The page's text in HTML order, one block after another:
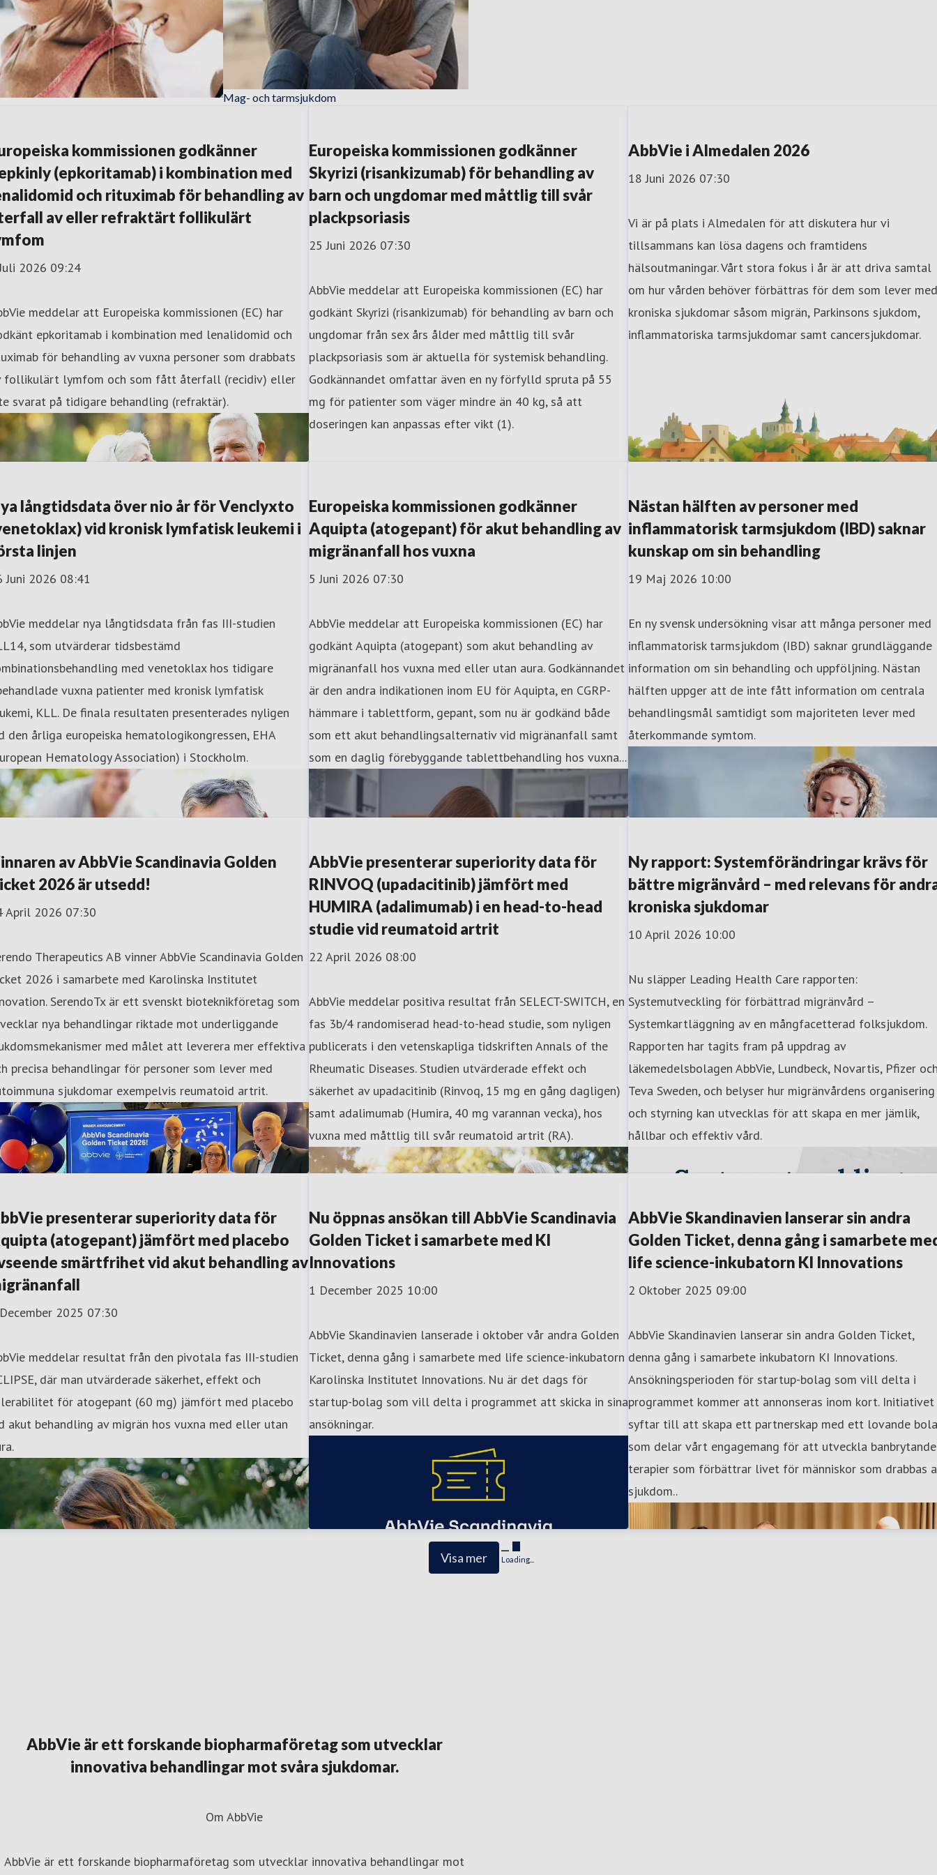
Mag- och tarmsjukdom
kommissionen godkänner
(epkoritamab) i kombination med
och rituximab för behandling av
av eller refraktärt follikulärt
2026 09:24
meddelar att Europeiska kommissionen (EC) har
epkoritamab i kombination med lenalidomid och
för behandling av vuxna personer som drabbats
follikulärt lymfom och som fått återfall (recidiv) eller
svarat på tidigare behandling (refraktär).
Europeiska kommissionen godkänner
Skyrizi (risankizumab) för behandling av
barn och ungdomar med måttlig till svår
plackpsoriasis
25 Juni 2026 07:30
AbbVie meddelar att Europeiska kommissionen (EC) har
godkänt Skyrizi (risankizumab) för behandling av barn och
ungdomar från sex års ålder med måttlig till svår
plackpsoriasis som är aktuella för systemisk behandling.
Godkännandet omfattar även en ny förfylld spruta på 55
mg för patienter som väger mindre än 40 kg, så att
doseringen kan anpassas efter vikt (1).
AbbVie i Almedalen 2026
18 Juni 2026 07:30
Vi är på plats i Almedalen för att diskutera hur vi
tillsammans kan lösa dagens och framtidens
hälsoutmaningar. Vårt stora fokus i år är att driva samtal
om hur vården behöver förbättras för dem som lever
kroniska sjukdomar såsom migrän, Parkinsons sjukdom,
inflammatoriska tarmsjukdomar samt cancersjukdomar.
långtidsdata över nio år för Venclyxto
vid kronisk lymfatisk leukemi i
linjen
Juni 2026 08:41
meddelar nya långtidsdata från fas III-studien
som utvärderar tidsbestämd
med venetoklax hos tidigare
vuxna patienter med kronisk lymfatisk
KLL. De finala resultaten presenterades nyligen
den årliga europeiska hematologikongressen, EHA
Hematology Association) i Stockholm.
Europeiska kommissionen godkänner
Aquipta (atogepant) för akut behandling av
migränanfall hos vuxna
5 Juni 2026 07:30
AbbVie meddelar att Europeiska kommissionen (EC) har
godkänt Aquipta (atogepant) som akut behandling av
migränanfall hos vuxna med eller utan aura. Godkännandet
är den andra indikationen inom EU för Aquipta, en CGRP-
hämmare i tablettform, gepant, som nu är godkänd både
som ett akut behandlingsalternativ vid migränanfall samt
som en daglig förebyggande tablettbehandling hos vuxna...
Nästan hälften av personer med
inflammatorisk tarmsjukdom (IBD) saknar
kunskap om sin behandling
19 Maj 2026 10:00
En ny svensk undersökning visar att många personer med
inflammatorisk tarmsjukdom (IBD) saknar grundläggande
information om sin behandling och uppföljning. Nästan
hälften uppger att de inte fått information om centrala
behandlingsmål samtidigt som majoriteten lever med
återkommande symtom.
av AbbVie Scandinavia Golden
2026 är utsedd!
April 2026 07:30
Therapeutics AB vinner AbbVie Scandinavia Golden
2026 i samarbete med Karolinska Institutet
SerendoTx är ett svenskt bioteknikföretag som
nya behandlingar riktade mot underliggande
med målet att leverera mer effektiva
precisa behandlingar för personer som lever med
sjukdomar exempelvis reumatoid artrit.
AbbVie presenterar superiority data för
RINVOQ (upadacitinib) jämfört med
HUMIRA (adalimumab) i en head-to-head
studie vid reumatoid artrit
22 April 2026 08:00
AbbVie meddelar positiva resultat från SELECT-SWITCH, en
fas 3b/4 randomiserad head-to-head studie, som nyligen
publicerats i den vetenskapliga tidskriften Annals of the
Rheumatic Diseases. Studien utvärderade effekt och
säkerhet av upadacitinib (Rinvoq, 15 mg en gång dagligen)
samt adalimumab (Humira, 40 mg varannan vecka), hos
vuxna med måttlig till svår reumatoid artrit (RA).
Ny rapport: Systemförändringar krävs för
bättre migränvård – med relevans för
kroniska sjukdomar
10 April 2026 10:00
Nu släpper Leading Health Care rapporten:
Systemutveckling för förbättrad migränvård –
Systemkartläggning av en mångfacetterad folksjukdom.
Rapporten har tagits fram på uppdrag av
läkemedelsbolagen AbbVie, Lundbeck, Novartis, Pfizer
Teva Sweden, och belyser hur migränvårdens organisering
och styrning kan utvecklas för att skapa en mer jämlik,
hållbar och effektiv vård.
presenterar superiority data för
(atogepant) jämfört med placebo
smärtfrihet vid akut behandling av
2025 07:30
meddelar resultat från den pivotala fas III-studien
där man utvärderade säkerhet, effekt och
för atogepant (60 mg) jämfört med placebo
akut behandling av migrän hos vuxna med eller utan
Nu öppnas ansökan till AbbVie Scandinavia
Golden Ticket i samarbete med KI
Innovations
1 December 2025 10:00
AbbVie Skandinavien lanserade i oktober vår andra Golden
Ticket, denna gång i samarbete med life science-inkubatorn
Karolinska Institutet Innovations. Nu är det dags för
startup-bolag som vill delta i programmet att skicka in sina
ansökningar.
AbbVie Skandinavien lanserar sin andra
Golden Ticket, denna gång i samarbete
life science-inkubatorn KI Innovations
2 Oktober 2025 09:00
AbbVie Skandinavien lanserar sin andra Golden Ticket,
denna gång i samarbete inkubatorn KI Innovations.
Ansökningsperioden för startup-bolag som vill delta i
programmet kommer att annonseras inom kort. Initiativet
syftar till att skapa ett partnerskap med ett lovande
som delar vårt engagemang för att utveckla banbrytande
terapier som förbättrar livet för människor som drabbas
sjukdom..
Visa mer Loading...
AbbVie är ett forskande biopharmaföretag som utvecklar
innovativa behandlingar mot svåra sjukdomar.
Om AbbVie
AbbVie är ett forskande biopharmaföretag som utvecklar innovativa behandlingar mot